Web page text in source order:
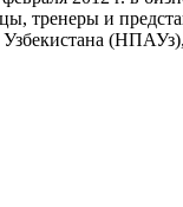
тренеры и
(НПАУз),